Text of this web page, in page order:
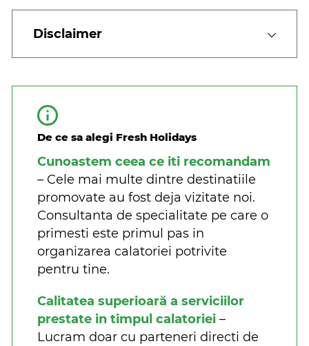
Disclaimer
De ce sa alegi Fresh Holidays
Cunoastem ceea ce iti recomandam
– Cele mai multe dintre destinatiile
promovate au fost deja vizitate noi.
Consultanta de specialitate pe care o
primesti este primul pas in
organizarea calatoriei potrivite
pentru tine.
Calitatea superioară a serviciilor
prestate in timpul calatoriei –
Lucram doar cu parteneri directi de